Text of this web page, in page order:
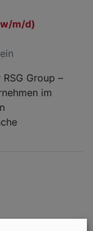
m/d)
Group –
im